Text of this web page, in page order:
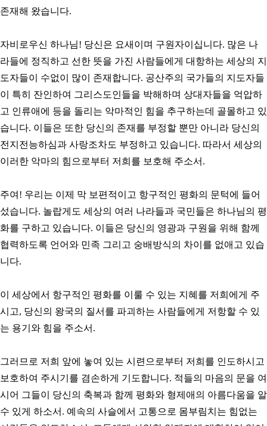
존재해 왔습니다.
자비로우신 하나님! 당신은 요새이며 구원자이십니다. 많은 나
라들에 정직하고 선한 뜻을 가진 사람들에게 대항하는 세상의 지
도자들이 수없이 많이 존재합니다. 공산주의 국가들의 지도자들
이 특히 잔인하여 그리스도인들을 박해하며 상대자들을 억압하
고 인류애에 등을 돌리는 악마적인 힘을 추구하는데 골몰하고 있
습니다. 이들은 또한 당신의 존재를 부정할 뿐만 아니라 당신의
전지전능하심과 사랑조차도 부정하고 있습니다. 따라서 세상의
이러한 악마의 힘으로부터 저희를 보호해 주소서.
주여! 우리는 이제 막 보편적이고 항구적인 평화의 문턱에 들어
섰습니다. 놀랍게도 세상의 여러 나라들과 국민들은 하나님의 평
화를 구하고 있습니다. 이들은 당신의 영광과 구원을 위해 함께
협력하도록 언어와 민족 그리고 숭배방식의 차이를 없애고 있습
니다.
이 세상에서 항구적인 평화를 이룰 수 있는 지혜를 저희에게 주
시고, 당신의 왕국의 질서를 파괴하는 사람들에게 저항할 수 있
는 용기와 힘을 주소서.
그러므로 저희 앞에 놓여 있는 시련으로부터 저희를 인도하시고
보호하여 주시기를 겸손하게 기도합니다. 적들의 마음의 문을 여
시어 그들이 당신의 축복과 함께 평화와 형제애의 아름다움을 알
수 있게 하소서. 예속의 사슬에서 고통으로 몸부림치는 힘없는